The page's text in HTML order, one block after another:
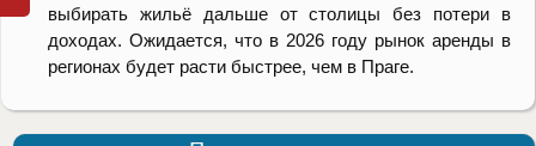
выбирать жильё дальше от столицы без потери в
доходах. Ожидается, что в 2026 году рынок аренды в
регионах будет расти быстрее, чем в Праге.